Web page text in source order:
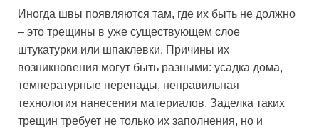
Иногда швы появляются там, где их быть не должно
– это трещины в уже существующем слое
штукатурки или шпаклевки. Причины их
возникновения могут быть разными: усадка дома,
температурные перепады, неправильная
технология нанесения материалов. Заделка таких
трещин требует не только их заполнения, но и